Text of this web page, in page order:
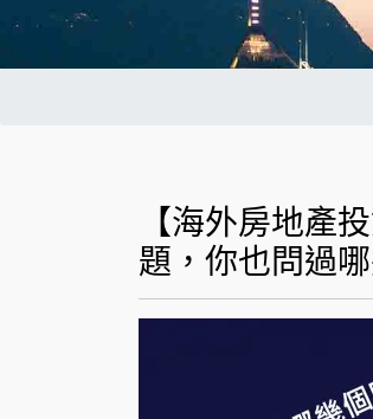
【海外房地產
題，你也問過